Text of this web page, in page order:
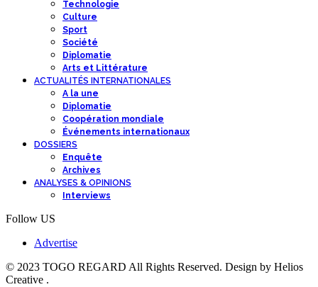
Technologie
Culture
Sport
Société
Diplomatie
Arts et Littérature
ACTUALITÉS INTERNATIONALES
A la une
Diplomatie
Coopération mondiale
Événements internationaux
DOSSIERS
Enquête
Archives
ANALYSES & OPINIONS
Interviews
Follow US
Advertise
© 2023 TOGO REGARD All Rights Reserved. Design by Helios
Creative .